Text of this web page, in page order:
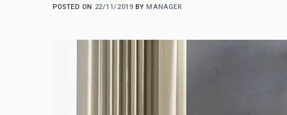
POSTED ON 22/11/2019 BY MANAGER